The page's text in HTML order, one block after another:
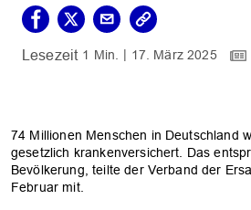
1 Min. 17. März 2025
74 Millionen Menschen in Deutschland
gesetzlich krankenversichert. Das
Bevölkerung, teilte der Verband der
Februar mit.